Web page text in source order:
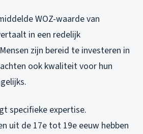
WOZ-waarde van
in een redelijk
zijn bereid te investeren in
ook kwaliteit voor hun
specifieke expertise.
uit de 17e tot 19e eeuw hebben